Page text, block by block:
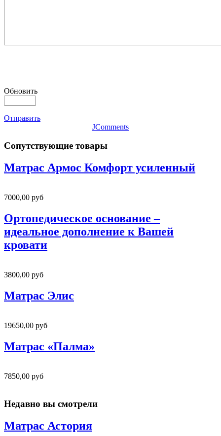
Обновить
Отправить
JComments
Сопутствующие товары
Матрас Армос Комфорт усиленный
7000,00 руб
Ортопедическое основание –
идеальное дополнение к Вашей
кровати
3800,00 руб
Матрас Элис
19650,00 руб
Матрас «Палма»
7850,00 руб
Недавно вы смотрели
Матрас Астория